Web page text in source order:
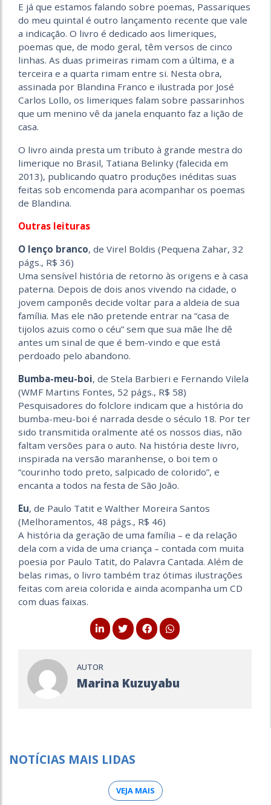
E já que estamos falando sobre poemas, Passariques
do meu quintal é outro lançamento recente que vale
a indicação. O livro é dedicado aos limeriques,
poemas que, de modo geral, têm versos de cinco
linhas. As duas primeiras rimam com a última, e a
terceira e a quarta rimam entre si. Nesta obra,
assinada por Blandina Franco e ilustrada por José
Carlos Lollo, os limeriques falam sobre passarinhos
que um menino vê da janela enquanto faz a lição de
casa.
O livro ainda presta um tributo à grande mestra do
limerique no Brasil, Tatiana Belinky (falecida em
2013), publicando quatro produções inéditas suas
feitas sob encomenda para acompanhar os poemas
de Blandina.
Outras leituras
O lenço branco, de Virel Boldis (Pequena Zahar, 32
págs., R$ 36)
Uma sensível história de retorno às origens e à casa
paterna. Depois de dois anos vivendo na cidade, o
jovem camponês decide voltar para a aldeia de sua
família. Mas ele não pretende entrar na “casa de
tijolos azuis como o céu” sem que sua mãe lhe dê
antes um sinal de que é bem-vindo e que está
perdoado pelo abandono.
Bumba-meu-boi, de Stela Barbieri e Fernando Vilela
(WMF Martins Fontes, 52 págs., R$ 58)
Pesquisadores do folclore indicam que a história do
bumba-meu-boi é narrada desde o século 18. Por ter
sido transmitida oralmente até os nossos dias, não
faltam versões para o auto. Na história deste livro,
inspirada na versão maranhense, o boi tem o
“courinho todo preto, salpicado de colorido”, e
encanta a todos na festa de São João.
Eu, de Paulo Tatit e Walther Moreira Santos
(Melhoramentos, 48 págs., R$ 46)
A história da geração de uma família – e da relação
dela com a vida de uma criança – contada com muita
poesia por Paulo Tatit, do Palavra Cantada. Além de
belas rimas, o livro também traz ótimas ilustrações
feitas com areia colorida e ainda acompanha um CD
com duas faixas.
AUTOR
Marina Kuzuyabu
NOTÍCIAS MAIS LIDAS
VEJA MAIS